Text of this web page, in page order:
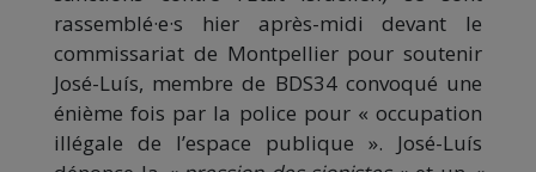
rassemblé·e·s hier après-midi devant le
commissariat de Montpellier pour soutenir
José-Luís, membre de BDS34 convoqué une
énième fois par la police pour « occupation
illégale de l’espace publique ». José-Luís